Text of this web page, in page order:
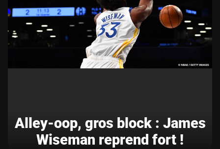
Alley-oop, gros block : James
Wiseman reprend fort !